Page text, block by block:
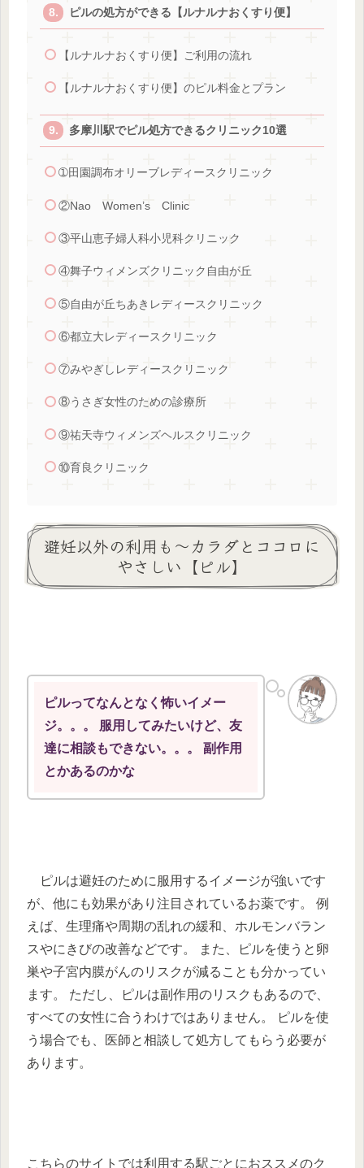
ピルの処方ができる【ルナルナおくすり便】
【ルナルナおくすり便】ご利用の流れ
【ルナルナおくすり便】のピル料金とプラン
多摩川駅でピル処方できるクリニック10選
➀田園調布オリーブレディースクリニック
②Nao Women’s Clinic
③平山恵子婦人科小児科クリニック
④舞子ウィメンズクリニック自由が丘
⑤自由が丘ちあきレディースクリニック
⑥都立大レディースクリニック
⑦みやぎしレディースクリニック
⑧うさぎ女性のための診療所
⑨祐天寺ウィメンズヘルスクリニック
⑩育良クリニック
避妊以外の利用も～カラダとココロに
やさしい【ピル】
ピルってなんとなく怖いイメー
ジ。。。 服用してみたいけど、友
達に相談もできない。。。 副作用
とかあるのかな
ピルは避妊のために服用するイメージが強いです
が、他にも効果があり注目されているお薬です。 例
えば、生理痛や周期の乱れの緩和、ホルモンバラン
スやにきびの改善などです。 また、ピルを使うと卵
巣や子宮内膜がんのリスクが減ることも分かってい
ます。 ただし、ピルは副作用のリスクもあるので、
すべての女性に合うわけではありません。 ピルを使
う場合でも、医師と相談して処方してもらう必要が
あります。
こちらのサイトでは利用する駅ごとにおススメのク